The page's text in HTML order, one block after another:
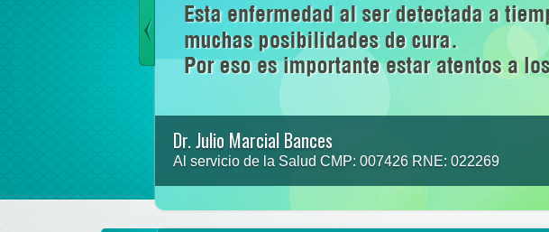
Dr. Julio Marcial Bances
Al servicio de la Salud CMP: 007426 RNE: 022269